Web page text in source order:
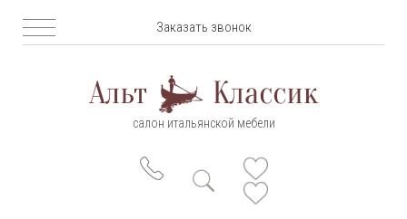
Заказать звонок
салон итальянской мебели